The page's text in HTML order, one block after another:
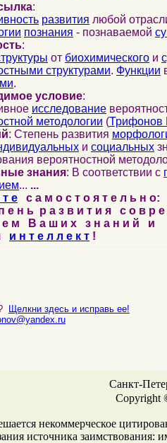
:
развития любой
познания - познаваемой
:
от биохимического и
структурами. Функции
.
условие:
исследование
методологии (Трифонов
: Степень развития
и социальных
вероятностной
знания: В соответствии с
... ...
е с а м о с т о я т е л ь н о:
е н ь р а з в и т и я с о в р
м В а ш и х з н а н и й и
и н т е л л е к т !
Щелкни здесь и исправь ее!
Санкт-
Copyright
некоммерческое
источника заимствования: